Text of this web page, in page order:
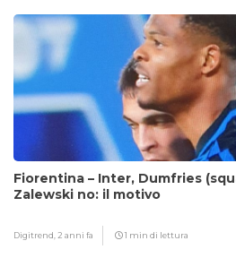
Fiorentina – Inter, Dumfries
Zalewski no: il motivo
Digitrend, 2 anni fa 1 min di lettura